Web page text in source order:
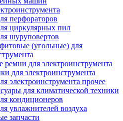
перфораторов
циркулярных пил
шуруповертов
(угольные) для
для электроинструмента
для электроинструмента
электроинструмента прочее
для климатической техники
кондиционеров
увлажнителей воздуха
запчасти